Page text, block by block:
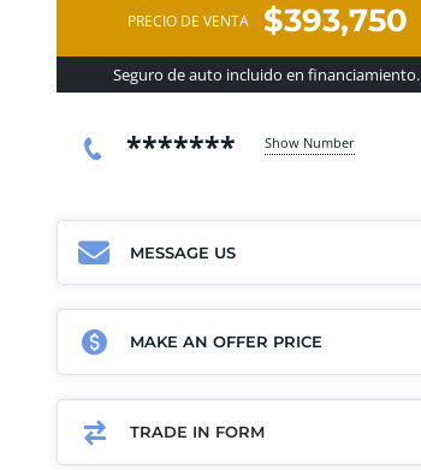
PRECIO DE VENTA $393,750
Seguro de auto incluido en financiamiento.
******* Show Number
MESSAGE US
MAKE AN OFFER PRICE
TRADE IN FORM